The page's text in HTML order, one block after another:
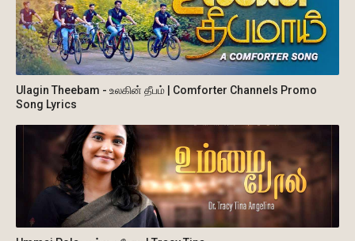
Ulagin Theebam - உலகின் தீபம் | Comforter Channels Promo
Song Lyrics